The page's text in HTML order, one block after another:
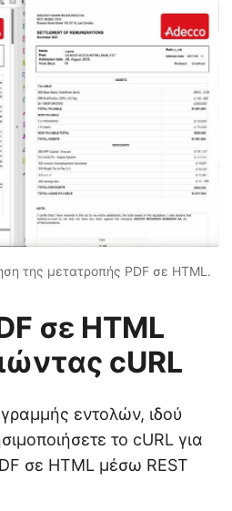
της μετατροπής PDF σε HTML.
σε HTML
cURL
γραμμής εντολών, ιδού
το cURL για
σε HTML μέσω REST